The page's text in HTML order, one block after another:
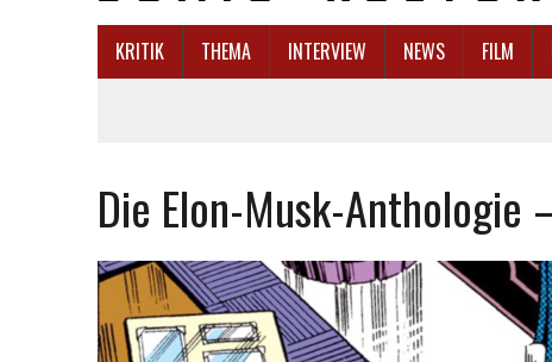
KRITIK THEMA INTERVIEW NEWS FILM
Die Elon-Musk-Anthologie